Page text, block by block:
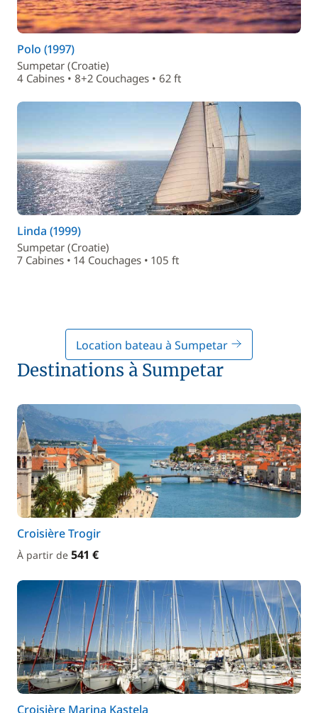
Polo (1997)
Sumpetar (Croatie)
4 Cabines • 8+2 Couchages • 62 ft
Linda (1999)
Sumpetar (Croatie)
7 Cabines • 14 Couchages • 105 ft
Location bateau à Sumpetar
Destinations à Sumpetar
Croisière Trogir
À partir de 541 €
Croisière Marina Kastela